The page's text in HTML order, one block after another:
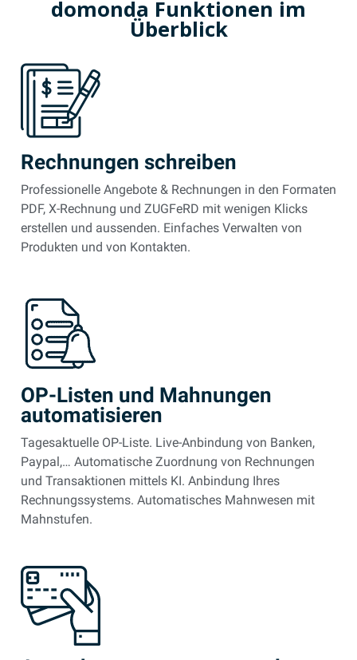
domonda Funktionen im
Überblick
Rechnungen schreiben
Professionelle Angebote & Rechnungen in den Formaten
PDF, X-Rechnung und ZUGFeRD mit wenigen Klicks
erstellen und aussenden. Einfaches Verwalten von
Produkten und von Kontakten.
OP-Listen und Mahnungen
automatisieren
Tagesaktuelle OP-Liste. Live-Anbindung von Banken,
Paypal,… Automatische Zuordnung von Rechnungen
und Transaktionen mittels KI. Anbindung Ihres
Rechnungssystems. Automatisches Mahnwesen mit
Mahnstufen.